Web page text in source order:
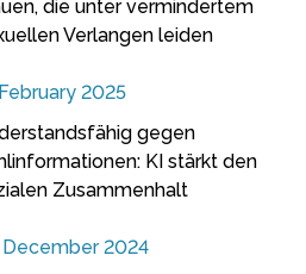
die unter vermindertem
Verlangen leiden
2025
gegen
KI stärkt den
Zusammenhalt
2024